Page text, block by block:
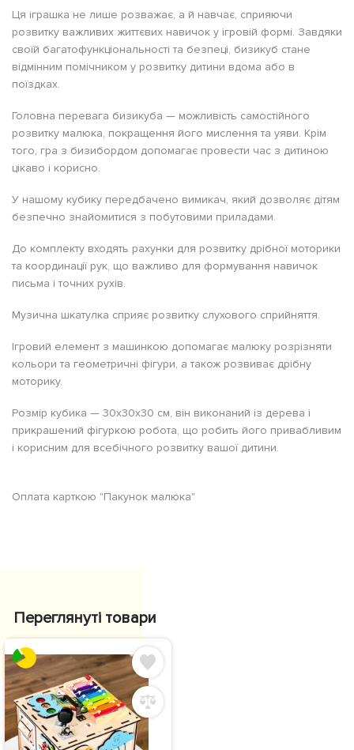
Ця іграшка не лише розважає, а й навчає, сприяючи
розвитку важливих життєвих навичок у ігровій формі. Завдяки
своїй багатофункціональності та безпеці, бизикуб стане
відмінним помічником у розвитку дитини вдома або в
поїздках.
Головна перевага бизикуба — можливість самостійного
розвитку малюка, покращення його мислення та уяви. Крім
того, гра з бизибордом допомагає провести час з дитиною
цікаво і корисно.
У нашому кубику передбачено вимикач, який дозволяє дітям
безпечно знайомитися з побутовими приладами.
До комплекту входять рахунки для розвитку дрібної моторики
та координації рук, що важливо для формування навичок
письма і точних рухів.
Музична шкатулка сприяє розвитку слухового сприйняття.
Ігровий елемент з машинкою допомагає малюку розрізняти
кольори та геометричні фігури, а також розвиває дрібну
моторику.
Розмір кубика — 30х30х30 см, він виконаний із дерева і
прикрашений фігуркою робота, що робить його привабливим
і корисним для всебічного розвитку вашої дитини.
Оплата карткою "Пакунок малюка"
Переглянуті товари